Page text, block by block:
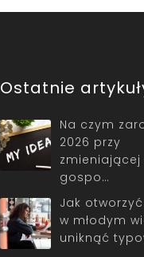
Ostatnie
Na czym
2026 przy
zmieniającej
gospo…
Jak
w młodym
uniknąć